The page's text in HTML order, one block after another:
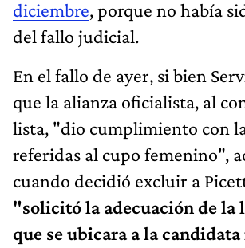
diciembre, porque no había
del fallo judicial.
En el fallo de ayer, si bien
que la alianza oficialista, al
lista, "dio cumplimiento con
referidas al cupo femenino",
cuando decidió excluir a
"solicitó la adecuación de la
que se ubicara a la